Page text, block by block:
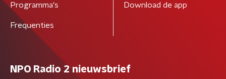
Programma's
Frequenties
Download de app
NPO Radio 2 nieuwsbrief